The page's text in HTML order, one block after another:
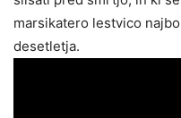
marsikatero lestvico
desetletja.